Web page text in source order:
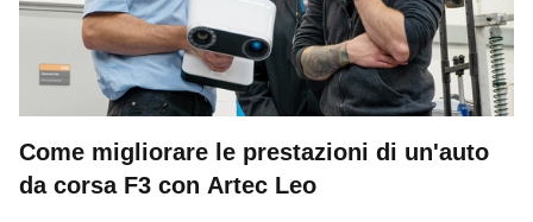
Come migliorare le prestazioni di un'auto
da corsa F3 con Artec Leo